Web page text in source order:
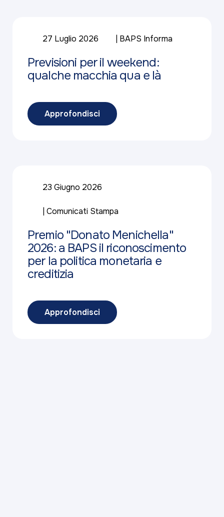
27 Luglio 2026 BAPS Informa
Previsioni per il weekend:
qualche macchia qua e là
Approfondisci
23 Giugno 2026
Comunicati Stampa
Premio "Donato Menichella"
2026: a BAPS il riconoscimento
per la politica monetaria e
creditizia
Approfondisci